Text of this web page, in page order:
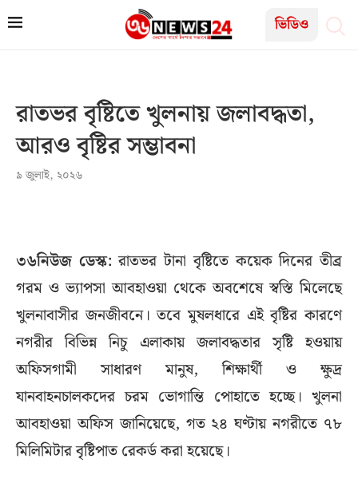
ভিডিও
রাতভর বৃষ্টিতে খুলনায় জলাবদ্ধতা,
আরও বৃষ্টির সম্ভাবনা
৯ জুলাই, ২০২৬
৩৬নিউজ ডেস্ক: রাতভর টানা বৃষ্টিতে কয়েক দিনের তীব্র
গরম ও ভ্যাপসা আবহাওয়া থেকে অবশেষে স্বস্তি মিলেছে
খুলনাবাসীর জনজীবনে। তবে মুষলধারে এই বৃষ্টির কারণে
নগরীর বিভিন্ন নিচু এলাকায় জলাবদ্ধতার সৃষ্টি হওয়ায়
অফিসগামী সাধারণ মানুষ, শিক্ষার্থী ও ক্ষুদ্র
যানবাহনচালকদের চরম ভোগান্তি পোহাতে হচ্ছে। খুলনা
আবহাওয়া অফিস জানিয়েছে, গত ২৪ ঘণ্টায় নগরীতে ৭৮
মিলিমিটার বৃষ্টিপাত রেকর্ড করা হয়েছে।